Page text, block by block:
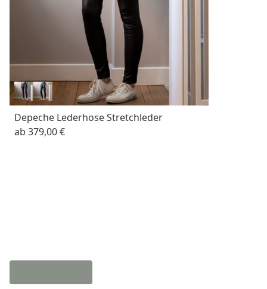
Depeche Lederhose Stretchleder
ab 379,00 €